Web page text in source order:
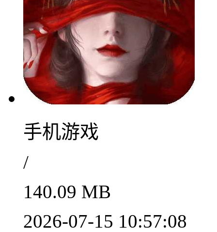
手机游戏
/
140.09 MB
2026-07-15 10:57:08